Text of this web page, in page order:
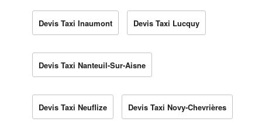
Devis Taxi Inaumont Devis Taxi Lucquy
Devis Taxi Nanteuil-Sur-Aisne
Devis Taxi Neuflize Devis Taxi Novy-Chevrières